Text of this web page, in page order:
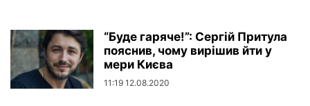
“Буде гаряче!”: Сергій Притула
пояснив, чому вирішив йти у
мери Києва
11:19 12.08.2020